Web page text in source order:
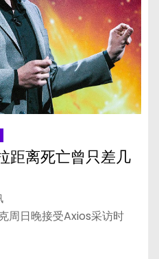
距离死亡曾只差几
周日晚接受Axios采访时